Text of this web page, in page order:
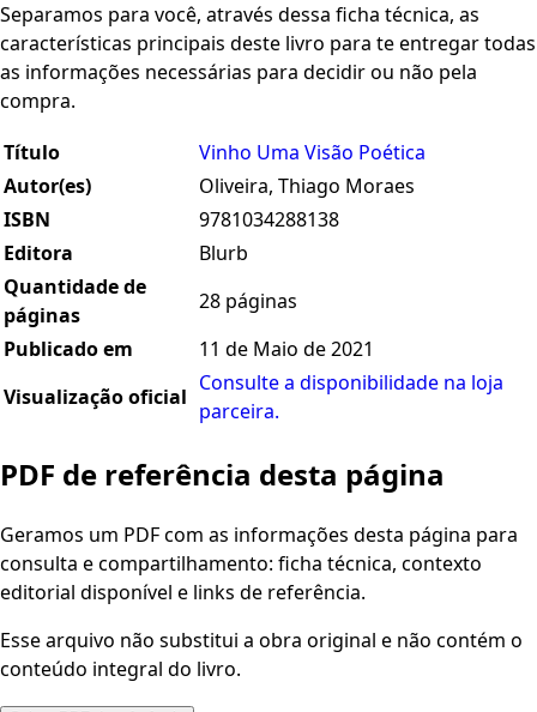
Separamos para você, através dessa ficha técnica, as
características principais deste livro para te entregar todas
as informações necessárias para decidir ou não pela
compra.
Título
Vinho Uma Visão Poética
Autor(es)
Oliveira, Thiago Moraes
ISBN
9781034288138
Editora
Blurb
Quantidade de
páginas
28 páginas
Publicado em
11 de Maio de 2021
Visualização oficial
Consulte a disponibilidade na loja
parceira.
PDF de referência desta página
Geramos um PDF com as informações desta página para
consulta e compartilhamento: ficha técnica, contexto
editorial disponível e links de referência.
Esse arquivo não substitui a obra original e não contém o
conteúdo integral do livro.